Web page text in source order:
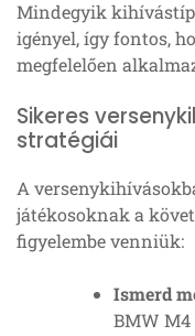
Mindegyik
igényel, így fontos,
megfelelően
Sikeres
stratégiái
A
játékosoknak a
figyelembe venniük:
Ismerd
BMW M4